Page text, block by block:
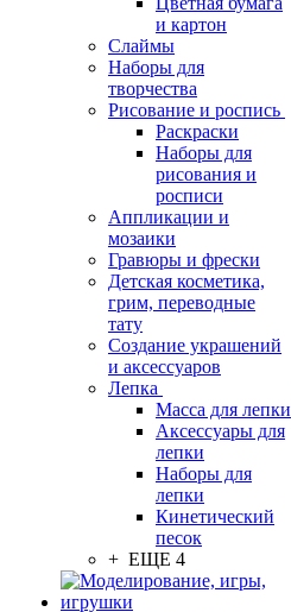
и картон
Слаймы
Наборы для
творчества
Рисование и роспись
Раскраски
Наборы для
рисования и
росписи
Аппликации и
мозаики
Гравюры и фрески
Детская косметика,
грим, переводные
тату
Создание украшений
и аксессуаров
Лепка
Масса для лепки
Аксессуары для
лепки
Наборы для
лепки
Кинетический
песок
+ ЕЩЕ 4